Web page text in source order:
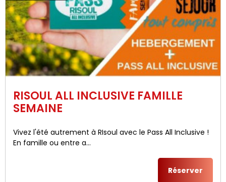
RISOUL ALL INCLUSIVE FAMILLE
SEMAINE
Vivez l'été autrement à RIsoul avec le Pass All Inclusive !
En famille ou entre a...
Réserver